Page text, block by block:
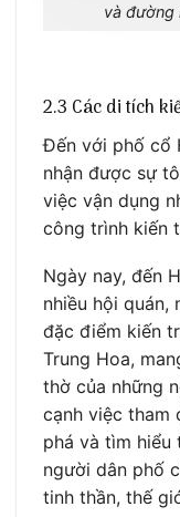
và đường
2.3 Các di tích
Đến với phố cổ
nhận được sự
việc vận dụng
công trình kiến
Ngày nay, đến
nhiều hội quán,
đặc điểm kiến
Trung Hoa,
thờ của những
cạnh việc tham
phá và tìm hiểu
người dân phố
tinh thần, thế